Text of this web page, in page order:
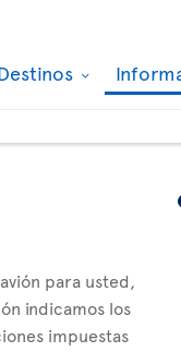
para usted,
indicamos los
impuestas